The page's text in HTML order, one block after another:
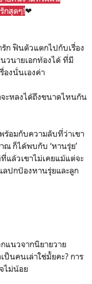
กสุดๆ!❤
ก ฟินตัวแตกไปกับเรื่อง
วนายเอกท้องได้ ที่มี
องนั่นเองค่า
ะหลงได้ถึงขนาดไหนกัน
ร้อมกับความลับที่ว่าเขา
ณ ก็ได้พบกับ ‘หานรุ่ย’
แล้วเขาไม่เคยแม้แต่จะ
ลปกป้องหานรุ่ยและลูก
แนวจากนิยายวาย
นคนเล่าใช่มั้ยคะ? การ
ไม่น้อย